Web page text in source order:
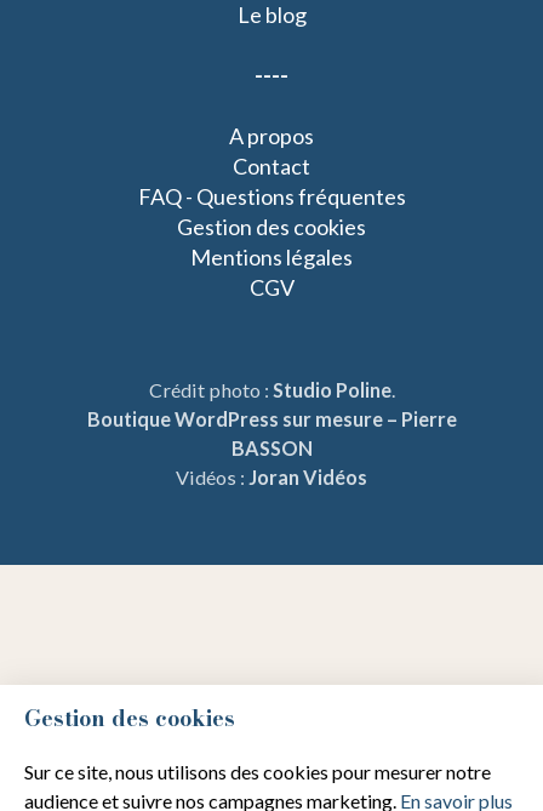
Le blog
----
A propos
Contact
FAQ - Questions fréquentes
Gestion des cookies
Mentions légales
CGV
Crédit photo : Studio Poline.
Boutique WordPress sur mesure – Pierre
BASSON
Vidéos : Joran Vidéos
Gestion des cookies
Sur ce site, nous utilisons des cookies pour mesurer notre
audience et suivre nos campagnes marketing. En savoir plus